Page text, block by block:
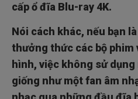
cấp ổ đĩa Blu-ray 4K.
Nói cách khác, nếu bạn
thưởng thức các bộ
hình, việc không sử dụng
giống như một fan âm